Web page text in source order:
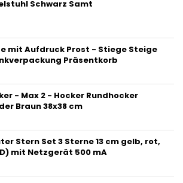
Schwarz Samt
mit Aufdruck Prost - Stiege Steige
Präsentkorb
- Max 2 - Hocker Rundhocker
Braun 38x38 cm
Stern Set 3 Sterne 13 cm gelb, rot,
mit Netzgerät 500 mA